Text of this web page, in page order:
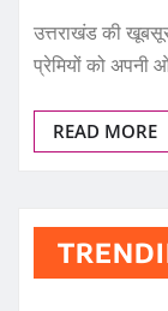
उत्तराखंड की
प्रेमियों को अपनी
READ MORE